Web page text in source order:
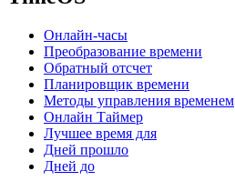
Онлайн-часы
Преобразование времени
Обратный отсчет
Планировщик времени
Методы управления временем
Онлайн Таймер
Лучшее время для
Дней прошло
Дней до